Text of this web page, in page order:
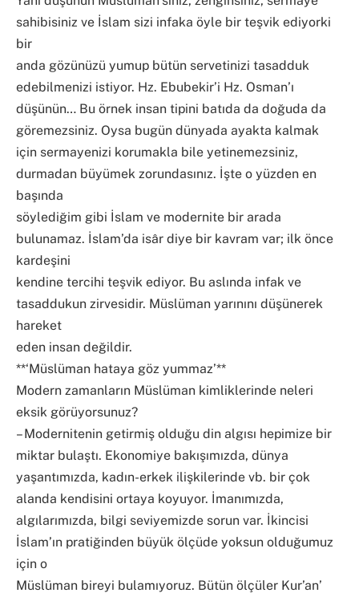
sahibisiniz ve İslam sizi infaka öyle bir teşvik ediyorki
bir
anda gözünüzü yumup bütün servetinizi tasadduk
edebilmenizi istiyor. Hz. Ebubekir’i Hz. Osman’ı
düşünün… Bu örnek insan tipini batıda da doğuda da
göremezsiniz. Oysa bugün dünyada ayakta kalmak
için sermayenizi korumakla bile yetinemezsiniz,
durmadan büyümek zorundasınız. İşte o yüzden en
başında
söylediğim gibi İslam ve modernite bir arada
bulunamaz. İslam’da isâr diye bir kavram var; ilk önce
kardeşini
kendine tercihi teşvik ediyor. Bu aslında infak ve
tasaddukun zirvesidir. Müslüman yarınını düşünerek
hareket
eden insan değildir.
**‘Müslüman hataya göz yummaz’**
Modern zamanların Müslüman kimliklerinde neleri
eksik görüyorsunuz?
– Modernitenin getirmiş olduğu din algısı hepimize bir
miktar bulaştı. Ekonomiye bakışımızda, dünya
yaşantımızda, kadın-erkek ilişkilerinde vb. bir çok
alanda kendisini ortaya koyuyor. İmanımızda,
algılarımızda, bilgi seviyemizde sorun var. İkincisi
İslam’ın pratiğinden büyük ölçüde yoksun olduğumuz
için o
Müslüman bireyi bulamıyoruz. Bütün ölçüler Kur’an’